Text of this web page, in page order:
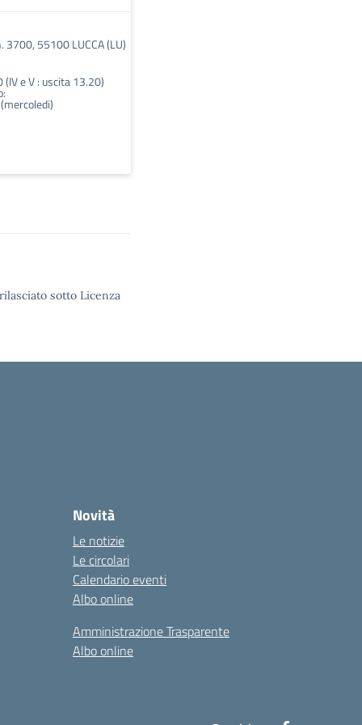
3700, 55100 LUCCA (LU)
e V : uscita 13.20)
sotto Licenza
Novità
Le notizie
Le circolari
Calendario eventi
Albo online
Amministrazione Trasparente
Albo online